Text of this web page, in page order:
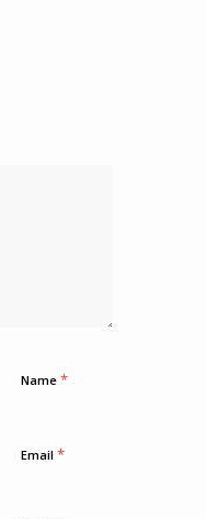
Name *
Email *